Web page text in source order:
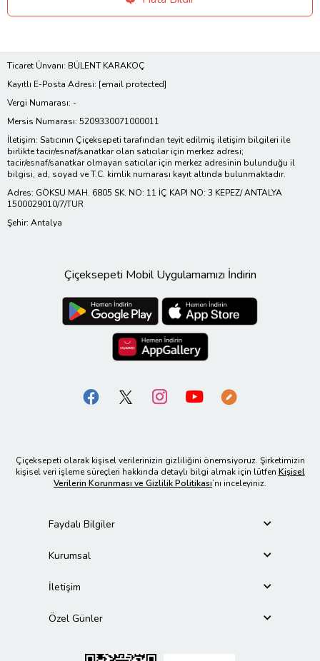
Ticaret Ünvanı: BÜLENT KARAKOÇ
Kayıtlı E-Posta Adresi: [email protected]
Vergi Numarası: -
Mersis Numarası: 5209330071000011
İletişim: Satıcının Çiçeksepeti tarafından teyit edilmiş iletişim bilgileri ile
birlikte tacir/esnaf/sanatkar olan satıcılar için merkez adresi;
tacir/esnaf/sanatkar olmayan satıcılar için merkez adresinin bulunduğu il
bilgisi, ad, soyad ve T.C. kimlik numarası kayıt altında bulunmaktadır.
Adres: GÖKSU MAH. 6805 SK. NO: 11 İÇ KAPI NO: 3 KEPEZ/ ANTALYA
1500029010/7/TUR
Şehir: Antalya
Çiçeksepeti Mobil Uygulamamızı İndirin
Çiçeksepeti olarak kişisel verilerinizin gizliliğini önemsiyoruz. Şirketimizin
kişisel veri işleme süreçleri hakkında detaylı bilgi almak için lütfen Kişisel
Verilerin Korunması ve Gizlilik Politikası’nı inceleyiniz.
Faydalı Bilgiler
Kurumsal
İletişim
Özel Günler